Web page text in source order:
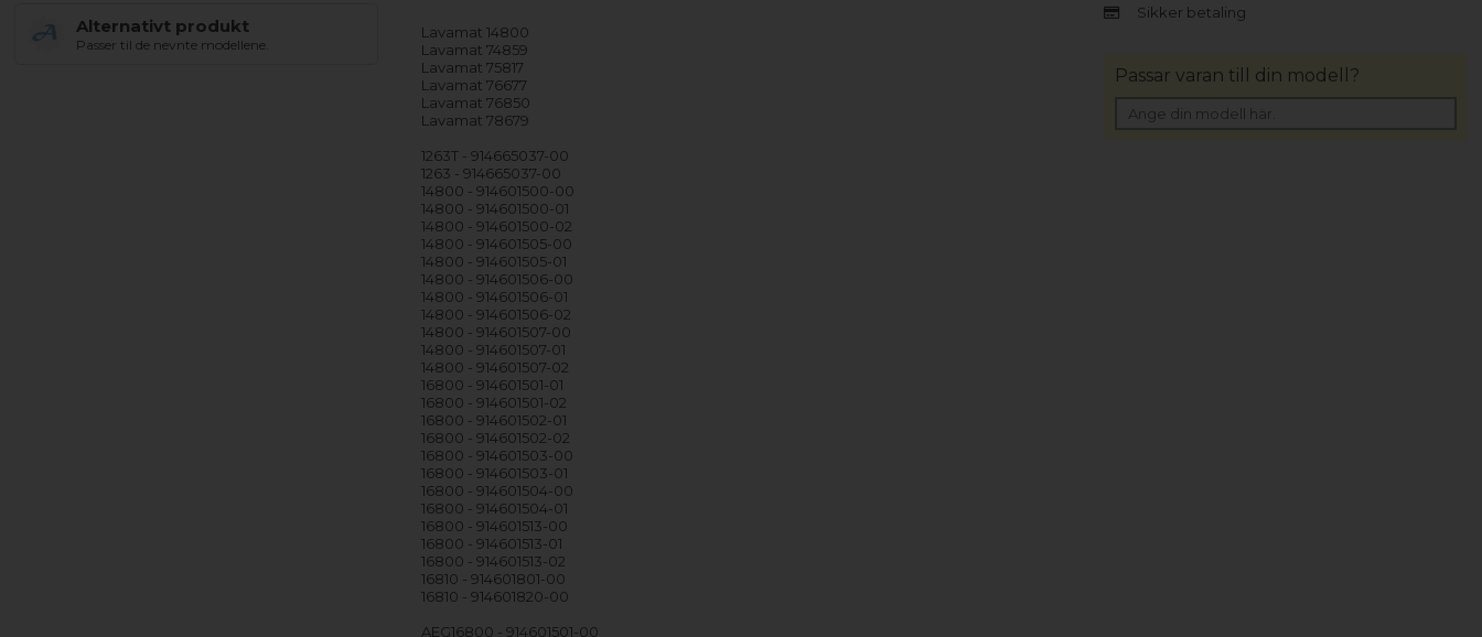
Alternativt produkt
Passer til de nevnte modellene.
Lavamat 14800
Lavamat 74859
Lavamat 75817
Lavamat 76677
Lavamat 76850
Lavamat 78679
1263T - 914665037-00
1263 - 914665037-00
14800 - 914601500-00
14800 - 914601500-01
14800 - 914601500-02
14800 - 914601505-00
14800 - 914601505-01
14800 - 914601506-00
14800 - 914601506-01
14800 - 914601506-02
14800 - 914601507-00
14800 - 914601507-01
14800 - 914601507-02
16800 - 914601501-01
16800 - 914601501-02
16800 - 914601502-01
16800 - 914601502-02
16800 - 914601503-00
16800 - 914601503-01
16800 - 914601504-00
16800 - 914601504-01
16800 - 914601513-00
16800 - 914601513-01
16800 - 914601513-02
16810 - 914601801-00
16810 - 914601820-00
AEG16800 - 914601501-00
Sikker betaling
Passar varan till din modell?